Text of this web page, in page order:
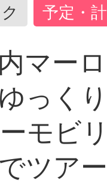
予定・
マー
っく
ーモ
ツアー